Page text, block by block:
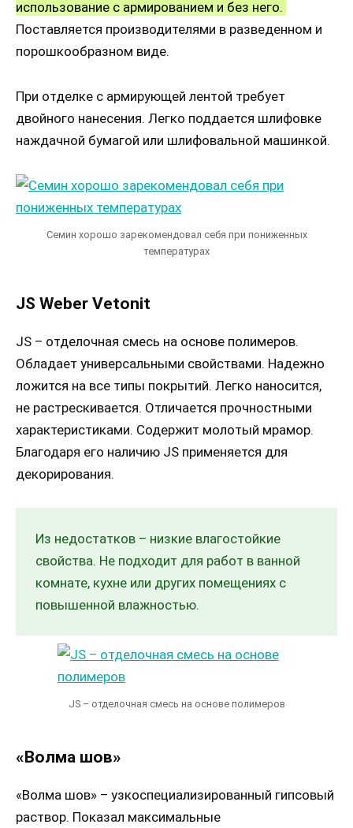
использование с армированием и без него.
Поставляется производителями в разведенном и
порошкообразном виде.
При отделке с армирующей лентой требует
двойного нанесения. Легко поддается шлифовке
наждачной бумагой или шлифовальной машинкой.
Семин хорошо зарекомендовал себя при пониженных
температурах
JS Weber Vetonit
JS – отделочная смесь на основе полимеров.
Обладает универсальными свойствами. Надежно
ложится на все типы покрытий. Легко наносится,
не растрескивается. Отличается прочностными
характеристиками. Содержит молотый мрамор.
Благодаря его наличию JS применяется для
декорирования.
Из недостатков – низкие влагостойкие
свойства. Не подходит для работ в ванной
комнате, кухне или других помещениях с
повышенной влажностью.
JS – отделочная смесь на основе полимеров
«Волма шов»
«Волма шов» – узкоспециализированный гипсовый
раствор. Показал максимальные